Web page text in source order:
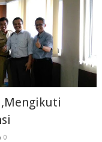
0